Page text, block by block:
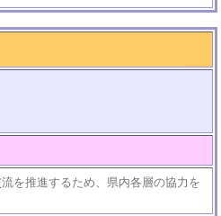
を推進するため、県内各層の協力を